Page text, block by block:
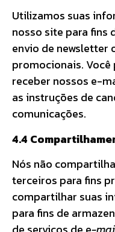
Utilizamos suas
nosso site para fins
envio de newsletter
promocionais.
receber nossos e-
as instruções de
comunicações.
4.4
Nós não
terceiros para fins
compartilhar suas
para fins de